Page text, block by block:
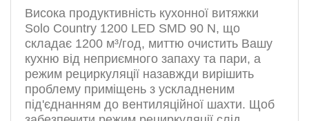
Висока продуктивність кухонної витяжки
Solo Country 1200 LED SMD 90 N, що
складає 1200 м³/год, миттю очистить Вашу
кухню від неприємного запаху та пари, а
режим рециркуляції назавжди вирішить
проблему приміщень з ускладненим
під'єднанням до вентиляційної шахти. Щоб